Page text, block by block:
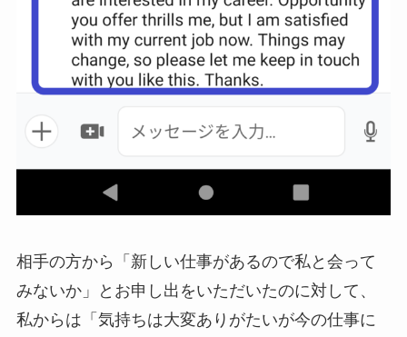
相手の方から「新しい仕事があるので私と会って
みないか」とお申し出をいただいたのに対して、
私からは「気持ちは大変ありがたいが今の仕事に